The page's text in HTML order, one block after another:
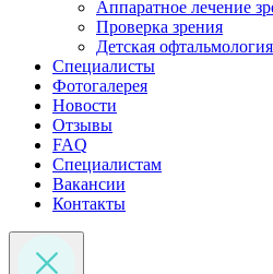
Аппаратное лечение
Проверка зрения
Детская офтальмология
Специалисты
Фотогалерея
Новости
Отзывы
FAQ
Специалистам
Вакансии
Контакты